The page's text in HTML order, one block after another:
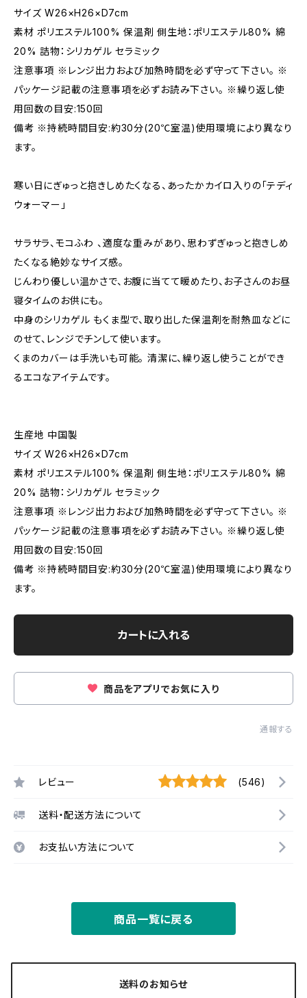
サイズ W26×H26×D7cm
素材 ポリエステル100% 保温剤 側生地：ポリエステル80% 綿
20% 詰物：シリカゲル セラミック
注意事項 ※レンジ出力および加熱時間を必ず守って下さい。 ※
パッケージ記載の注意事項を必ずお読み下さい。 ※繰り返し使
用回数の目安:150回
備考 ※持続時間目安:約30分(20℃室温)使用環境により異なり
ます。
寒い日にぎゅっと抱きしめたくなる、あったかカイロ入りの「テディ
ウォーマー」
サラサラ、モコふわ 、適度な重みがあり、思わずぎゅっと抱きしめ
たくなる絶妙なサイズ感。
じんわり優しい温かさで、お腹に当てて暖めたり、お子さんのお昼
寝タイムのお供にも。
中身のシリカゲル もくま型で、取り出した保温剤を耐熱皿などに
のせて、レンジでチンして使います。
くまのカバーは手洗いも可能。 清潔に、繰り返し使うことができ
るエコなアイテムです。
生産地 中国製
サイズ W26×H26×D7cm
素材 ポリエステル100% 保温剤 側生地：ポリエステル80% 綿
20% 詰物：シリカゲル セラミック
注意事項 ※レンジ出力および加熱時間を必ず守って下さい。 ※
パッケージ記載の注意事項を必ずお読み下さい。 ※繰り返し使
用回数の目安:150回
備考 ※持続時間目安:約30分(20℃室温)使用環境により異なり
ます。
カートに入れる
商品をアプリでお気に入り
通報する
レビュー (546)
送料・配送方法について
お支払い方法について
商品一覧に戻る
送料のお知らせ